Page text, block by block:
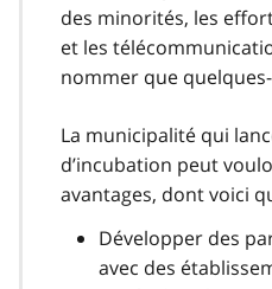
des minorités, les
et les
nommer que
La municipalité qui
d’incubation peut
avantages, dont voici
Développer des
avec des